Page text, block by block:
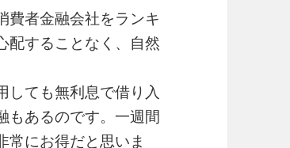
費者金融会社をランキ
配することなく、自然
しても無利息で借り入
もあるのです。一週間
常にお得だと思いま